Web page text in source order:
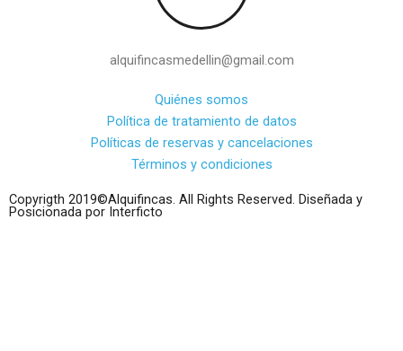
alquifincasmedellin@gmail.com
Quiénes somos
Política de tratamiento de datos
Políticas de reservas y cancelaciones
Términos y condiciones
Copyrigth 2019©Alquifincas. All Rights Reserved. Diseñada y
Posicionada por Interficto